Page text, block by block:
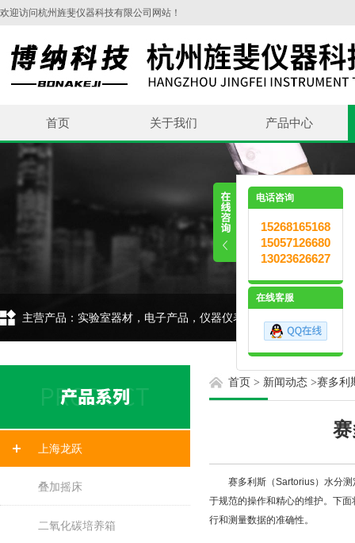
欢迎访问杭州旌斐仪器科技有限公司网站！
首页 关于我们 产品中心
主营产品：实验室器材，电子产品，仪器仪表，环保设备，五金交
上海龙跃
叠加摇床
二氧化碳培养箱
首页 > 新闻动态 >赛多利
赛多利斯（Sartorius）水分测
于规范的操作和精心的维护。下面
行和测量数据的准确性。
电话咨询
15268165168
15057126680
13023626627
在线客服